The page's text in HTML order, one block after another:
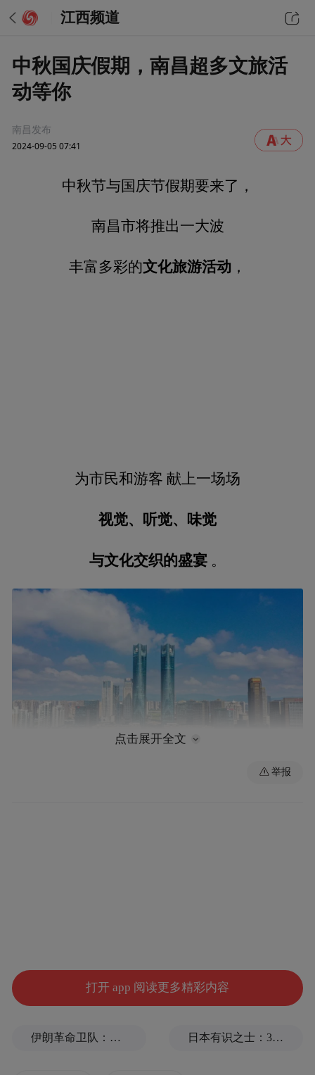
江西频道
中秋国庆假期，南昌超多文旅活
动等你
南昌发布
2024-09-05 07:41
中秋节与国庆节假期要来了，
南昌市将推出一大波
丰富多彩的文化旅游活动 ，
为市民和游客 献上一场场
视觉、听觉、味觉
与文化交织的盛宴 。
从文化市集到非遗展示，
美食品尝到红色文化体验
点击展开全文
举报
打开 app 阅读更多精彩内容
伊朗革命卫队：将保持对海峡控制至敌方接受全部条件 日本有识之士：32名中国劳工本不该命丧长崎